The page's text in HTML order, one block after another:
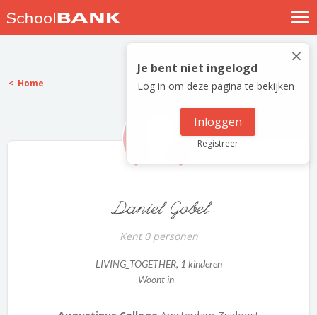
Nostalgische verhalen
Log in
Meld je gratis aan
×
Je bent niet ingelogd
Log in om deze pagina te bekijken
Inloggen
Registreer
Home
Daniel Gobel
Kent 0 personen
LIVING_TOGETHER, 1 kinderen
Woont in -